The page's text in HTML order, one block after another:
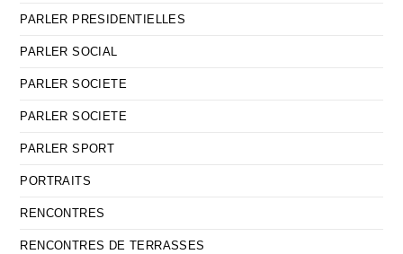
PARLER PRESIDENTIELLES
PARLER SOCIAL
PARLER SOCIETE
PARLER SOCIETE
PARLER SPORT
PORTRAITS
RENCONTRES
RENCONTRES DE TERRASSES